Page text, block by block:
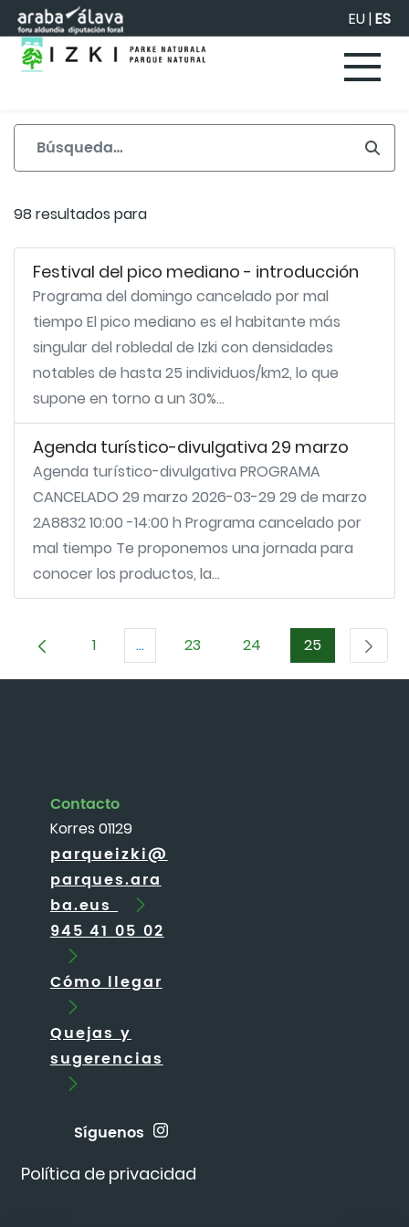
Saltar al contenido principal EU|ES
98 resultados para
Festival del pico mediano - introducción
Programa del domingo cancelado por mal
tiempo El pico mediano es el habitante más
singular del robledal de Izki con densidades
notables de hasta 25 individuos/km2, lo que
supone en torno a un 30%...
Agenda turístico-divulgativa 29 marzo
Agenda turístico-divulgativa PROGRAMA
CANCELADO 29 marzo 2026-03-29 29 de marzo
2A8832 10:00 -14:00 h Programa cancelado por
mal tiempo Te proponemos una jornada para
conocer los productos, la...
Página
1 ...Páginas intermedias Use TAB para
Página
23 Página
24 Página
25
Política de privacidad
Contacto
Korres 01129
parqueizki@
parques.ara
ba.eus
945 41 05 02
Cómo llegar
Quejas y
sugerencias
Síguenos